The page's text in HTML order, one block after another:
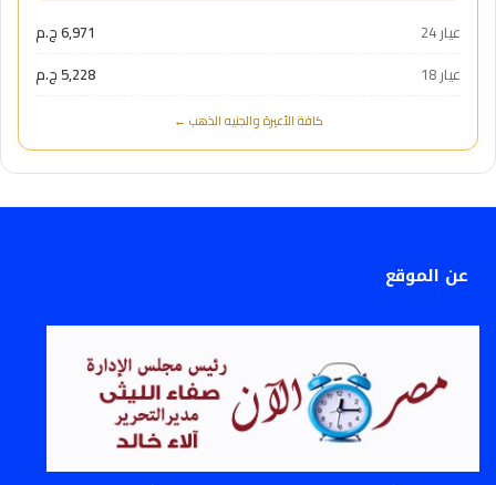
عيار 24
6,971 ج.م
عيار 18
5,228 ج.م
كافة الأعيرة والجنيه الذهب ←
عن الموقع